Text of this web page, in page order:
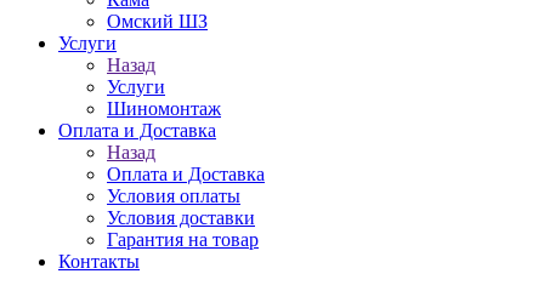
Омский ШЗ
Услуги
Назад
Услуги
Шиномонтаж
Оплата и Доставка
Назад
Оплата и Доставка
Условия оплаты
Условия доставки
Гарантия на товар
Контакты